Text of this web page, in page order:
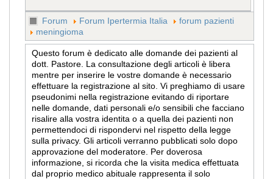
Forum Forum Ipertermia Italia
forum pazienti
meningioma
Questo forum è dedicato alle domande dei pazienti al
dott. Pastore. La consultazione degli articoli è libera
mentre per inserire le vostre domande è necessario
effettuare la registrazione al sito. Vi preghiamo di usare
pseudonimi nella registrazione evitando di riportare
nelle domande, dati personali e/o sensibili che facciano
risalire alla vostra identita o a quella dei pazienti non
permettendoci di rispondervi nel rispetto della legge
sulla privacy. Gli articoli verranno pubblicati solo dopo
approvazione del moderatore. Per doverosa
informazione, si ricorda che la visita medica effettuata
dal proprio medico abituale rappresenta il solo